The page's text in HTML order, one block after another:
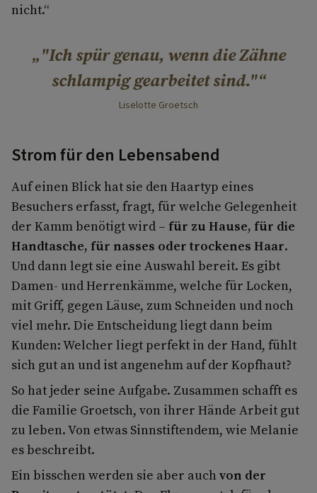
nicht.“
"Ich spür genau, wenn die Zähne
schlampig gearbeitet sind."
Liselotte Groetsch
Strom für den Lebensabend
Auf einen Blick hat sie den Haartyp eines
Besuchers erfasst, fragt, für welche Gelegenheit
der Kamm benötigt wird – für zu Hause, für die
Handtasche, für nasses oder trockenes Haar.
Und dann legt sie eine Auswahl bereit. Es gibt
Damen- und Herrenkämme, welche für Locken,
mit Griff, gegen Läuse, zum Schneiden und noch
viel mehr. Die Entscheidung liegt dann beim
Kunden: Welcher liegt perfekt in der Hand, fühlt
sich gut an und ist angenehm auf der Kopfhaut?
So hat jeder seine Aufgabe. Zusammen schafft es
die Familie Groetsch, von ihrer Hände Arbeit gut
zu leben. Von etwas Sinnstiftendem, wie Melanie
es beschreibt.
Ein bisschen werden sie aber auch von der